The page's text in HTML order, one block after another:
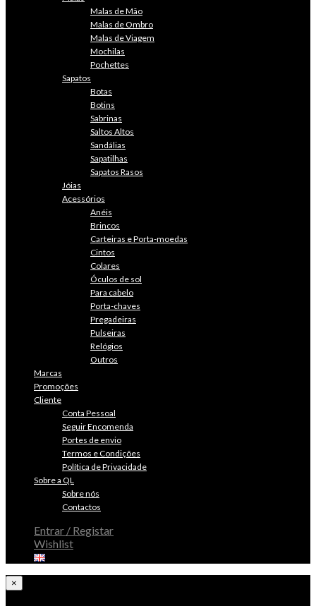
Malas de Mão
Malas de Ombro
Malas de Viagem
Mochilas
Pochettes
Sapatos
Botas
Botins
Sabrinas
Saltos Altos
Sandálias
Sapatilhas
Sapatos Rasos
Jóias
Acessórios
Anéis
Brincos
Carteiras e Porta-moedas
Cintos
Colares
Óculos de sol
Para cabelo
Porta-chaves
Pregadeiras
Pulseiras
Relógios
Outros
Marcas
Promoções
Cliente
Conta Pessoal
Seguir Encomenda
Portes de envio
Termos e Condições
Política de Privacidade
Sobre a QL
Sobre nós
Contactos
Entrar / Registar
Wishlist
×